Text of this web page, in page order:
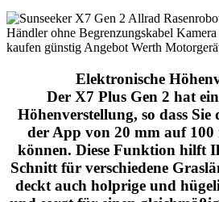
Elektronische
Der X7 Plus Gen 2 hat
Höhenverstellung, so dass
der App von 20 mm auf
können. Diese Funktion hilft
Schnitt für verschiedene
deckt auch holprige und